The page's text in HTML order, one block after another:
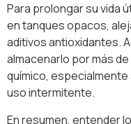
Para prolongar su vida
en tanques opacos,
aditivos antioxidantes.
almacenarlo por más
químico,
uso intermitente.
En resumen, entender